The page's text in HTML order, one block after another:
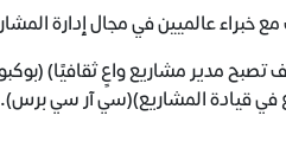
خبراء عالميين في مجال إدارة
تصبح مدير مشاريع واعٍ ثقافيًا)
في قيادة المشاريع)(سي آر سي